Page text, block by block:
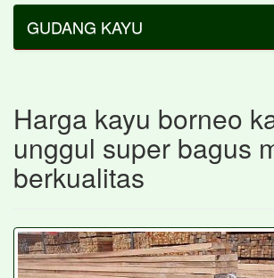
GUDANG KAYU
Harga kayu borneo
unggul super bagus
berkualitas